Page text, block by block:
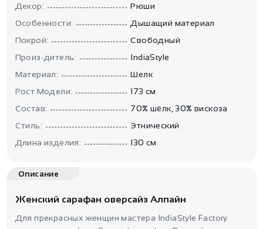
Декор:
Рюши
Особенности:
Дышащий материал
Покрой:
Свободный
Произ-дитель:
IndiaStyle
Материал:
Шелк
Рост Модели:
173 см
Состав:
70% шёлк, 30% вискоза
Стиль:
Этнический
Длина изделия:
130 см
Описание
Женский сарафан оверсайз Алпайн
Для прекрасных женщин мастера IndiaStyle Factory